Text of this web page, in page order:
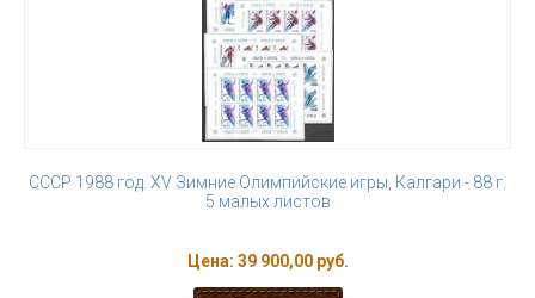
СССР 1988 год. XV Зимние Олимпийские игры, Калгари - 88 г.
5 малых листов
Цена: 39 900,00 руб.